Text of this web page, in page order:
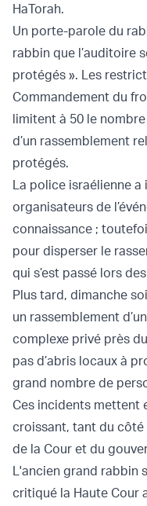
HaTorah.
Un porte-parole du
rabbin que l’auditoire
protégés ». Les
Commandement du
limitent à 50 le
d’un rassemblement
protégés.
La police israélienne
organisateurs de
connaissance ;
pour disperser le
qui s’est passé lors
Plus tard, dimanche
un rassemblement
complexe privé près
pas d’abris locaux à
grand nombre de
Ces incidents mettent
croissant, tant du côté
de la Cour et du
L'ancien grand rabbin
critiqué la Haute Cour